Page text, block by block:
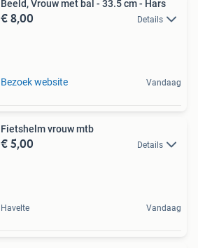
Beeld, Vrouw met bal - 33.5 cm - Hars
€ 8,00 Details
Bezoek website Vandaag
Fietshelm vrouw mtb
€ 5,00 Details
Havelte Vandaag